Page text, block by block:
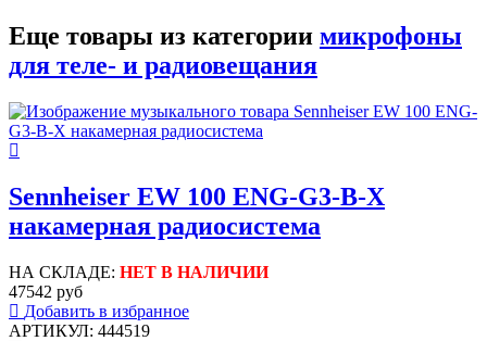
Еще товары из категории микрофоны
для теле- и радиовещания
Sennheiser EW 100 ENG-G3-B-X
накамерная радиосистема
НА СКЛАДЕ: НЕТ В НАЛИЧИИ
47542 руб
Добавить в избранное
АРТИКУЛ: 444519